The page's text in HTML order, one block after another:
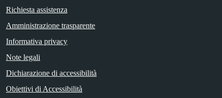
Richiesta assistenza
Amministrazione trasparente
Informativa privacy
Note legali
Dichiarazione di accessibilità
Obiettivi di Accessibilità